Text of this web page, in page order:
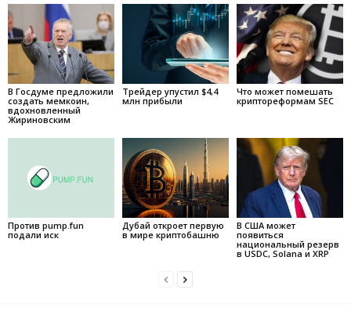
В Госдуме предложили
создать мемкоин,
вдохновленный
Жириновским
Трейдер упустил $4,4
млн прибыли
Что может помешать
криптореформам SEC
Против pump.fun
подали иск
Дубай откроет первую
в мире криптобашню
В США может
появиться
национальный резерв
в USDC, Solana и XRP